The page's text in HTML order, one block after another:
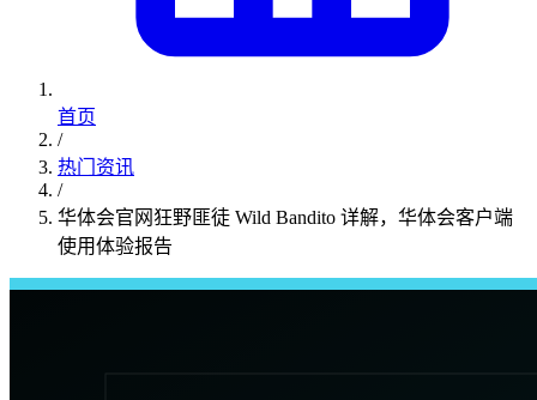
首页
/
热门资讯
/
华体会官网狂野匪徒 Wild Bandito 详解，华体会客户端
使用体验报告